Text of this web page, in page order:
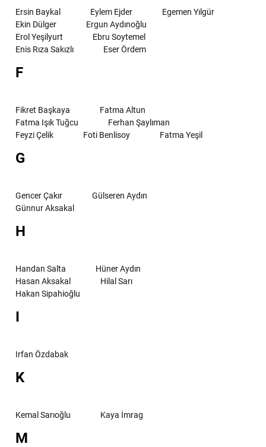
Ersin Baykal Eylem Ejder
Egemen Yılgür
Ekin Dülger
Ergun Aydınoğlu
Erol Yeşilyurt
Ebru Soytemel
Enis Rıza Sakızlı
Eser Ördem
F
Fikret Başkaya
Fatma Altun
Fatma Işık Tuğcu
Ferhan Şaylıman
Feyzi Çelik
Foti Benlisoy Fatma Yeşil
G
Gencer Çakır
Gülseren Aydın
Günnur Aksakal
H
Handan Salta
Hüner Aydın
Hasan Aksakal
Hilal Sarı
Hakan Sipahioğlu
I
Irfan Özdabak
K
Kemal Sarıoğlu Kaya İmrag
M